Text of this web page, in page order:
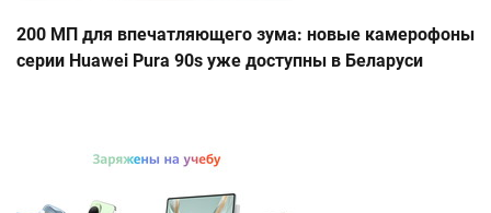
200 МП для впечатляющего зума: новые камерофоны
серии Huawei Pura 90s уже доступны в Беларуси